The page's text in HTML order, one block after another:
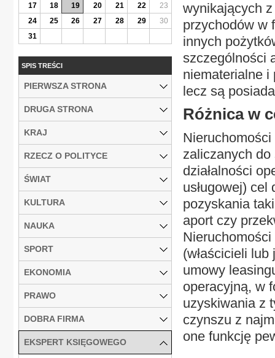
wynikających
przychodów w
innych
szczególności
niematerialne i
lecz są
Różnica w
zaliczanych do
działalności
usługowej)
pozyskania
aport czy
(właścicieli
umowy
operacyjną, w
uzyskiwania z
czynszu z
one funkcję
17
18 19 20 21 22
23
24
25 26 27 28 29
30
31
SPIS TREŚCI
PIERWSZA STRONA
DRUGA STRONA
KRAJ
RZECZ O POLITYCE
ŚWIAT
KULTURA
NAUKA
SPORT
EKONOMIA
PRAWO
DOBRA FIRMA
EKSPERT KSIĘGOWEGO